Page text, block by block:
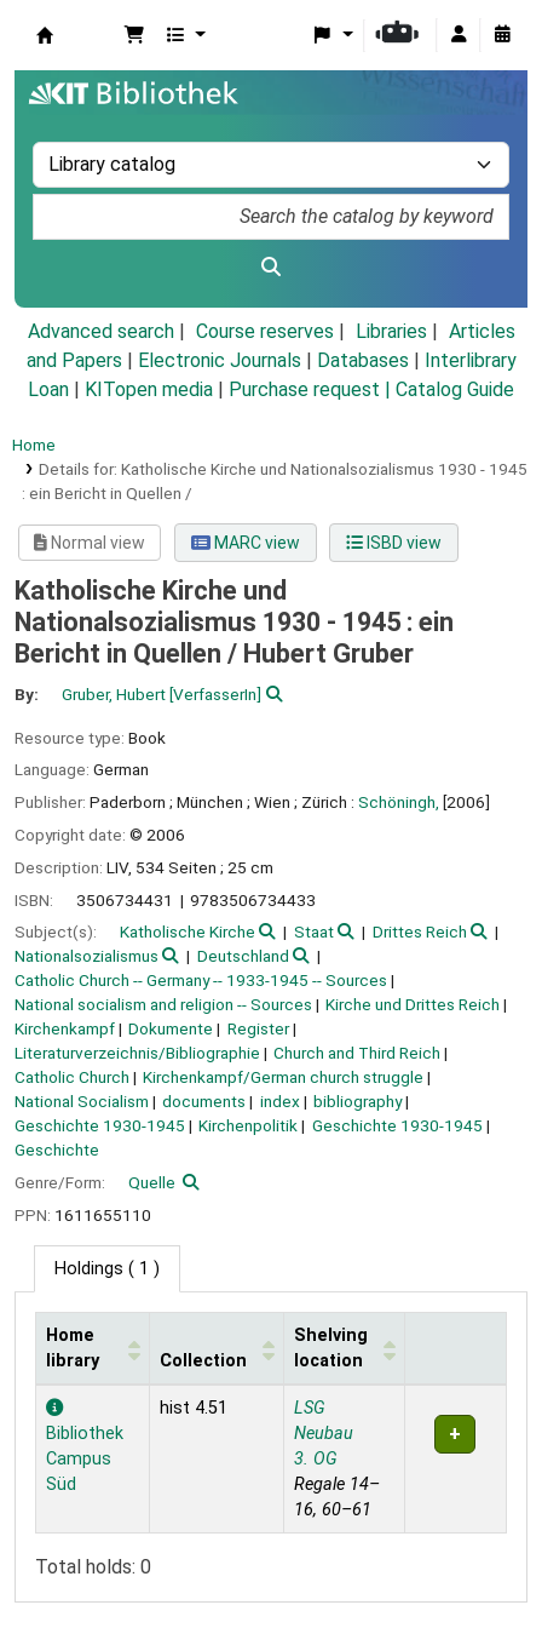
Advanced search Course reserves Libraries
Articles
and Papers
Electronic Journals Databases
Interlibrary
Loan
KITopen media Purchase request | Catalog Guide
Home
Details for: Katholische Kirche und Nationalsozialismus 1930 - 1945
: ein Bericht in Quellen /
Normal view MARC view ISBD view
Katholische Kirche und
Nationalsozialismus 1930 - 1945 : ein
Bericht in Quellen / Hubert Gruber
By: Gruber, Hubert[VerfasserIn]
Resource type: Book
Language: German
Publisher: Paderborn ; München ; Wien ; Zürich : Schöningh, [2006]
Copyright date: © 2006
Description: LIV, 534 Seiten ; 25 cm
ISBN:
3506734431
9783506734433
Subject(s):
Katholische Kirche Staat
Drittes Reich
Nationalsozialismus
Deutschland
Catholic Church -- Germany -- 1933-1945 -- Sources
National socialism and religion -- Sources
Kirche und Drittes Reich
Kirchenkampf
Dokumente
Register
Literaturverzeichnis/Bibliographie
Church and Third Reich
Catholic Church
Kirchenkampf/German church struggle
National Socialism
documents index
bibliography
Geschichte 1930-1945
Kirchenpolitik
Geschichte 1930-1945
Geschichte
Genre/Form:
Quelle
PPN: 1611655110
Holdings ( 1 )
Holdings
Home
library
Collection
Shelving
location
Bibliothek
Campus
Süd
hist 4.51
LSG
Neubau
3. OG
Regale 14–
16, 60–61
Total holds: 0